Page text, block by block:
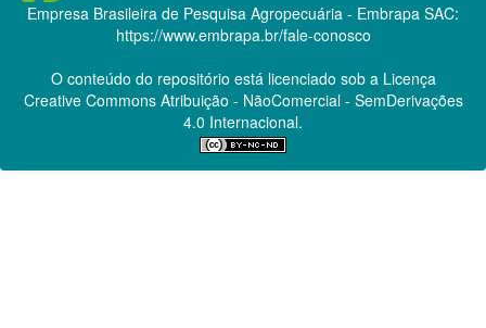
Empresa Brasileira de Pesquisa Agropecuária - Embrapa SAC:
https://www.embrapa.br/fale-conosco
O conteúdo do repositório está licenciado sob a Licença
Creative CommonsAtribuição - NãoComercial - SemDerivações
4.0 Internacional.